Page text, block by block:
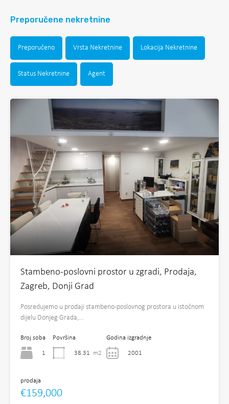
Preporučene nekretnine
Preporučeno Vrsta Nekretnine Lokacija Nekretnine
Status Nekretnine Agent
Stambeno-poslovni prostor u zgradi, Prodaja,
Zagreb, Donji Grad
Posredujemo u prodaji stambeno-poslovnog prostora u istočnom
dijelu Donjeg Grada,…
Broj soba
1
Površina
38.31 m2
Godina izgradnje
2001
prodaja
€159,000